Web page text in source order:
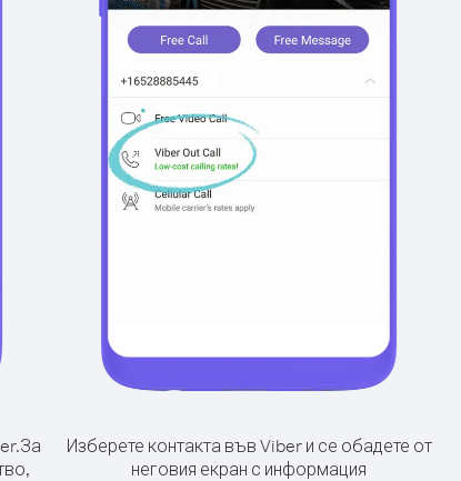
За
Изберете контакта във Viber и се обадете от
неговия екран с информация